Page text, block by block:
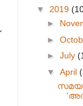
▼ 2019
►
►
► July
▼ April